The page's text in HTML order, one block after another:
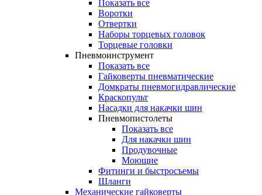
Показать все
Воротки
Отвертки
Наборы торцевых головок
Торцевые головки
Пневмоинструмент
Показать все
Гайковерты пневматические
Домкраты пневмогидравлические
Краскопульт
Насадки для накачки шин
Пневмопистолеты
Показать все
Для накачки шин
Продувочные
Моющие
Фитинги и быстросъемы
Шланги
Механические гайковерты